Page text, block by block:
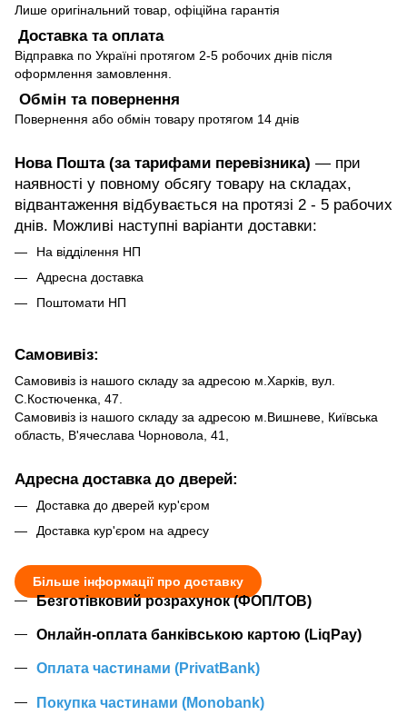
Лише оригінальний товар, офіційна гарантія
Доставка та оплата
Відправка по Україні протягом 2-5 робочих днів після
оформлення замовлення.
Обмін та повернення
Повернення або обмін товару протягом 14 днів
Нова Пошта (за тарифами перевізника) — при
наявності у повному обсягу товару на складах,
відвантаження відбувається на протязі 2 - 5 рабочих
днів. Можливі наступні варіанти доставки:
На відділення НП
Адресна доставка
Поштомати НП
Самовивіз:
Самовивіз із нашого складу за адресою м.Харків, вул.
С.Костюченка, 47.
Самовивіз із нашого складу за адресою м.Вишневе, Київська
область, В'ячеслава Чорновола, 41,
Адресна доставка до дверей:
Доставка до дверей кур'єром
Доставка кур'єром на адресу
Більше інформації про доставку
Безготівковий розрахунок (ФОП/ТОВ)
Онлайн-оплата банківською картою (LiqPay)
Оплата частинами (PrivatBank)
Покупка частинами (Monobank)